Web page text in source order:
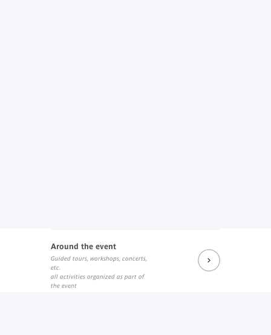
Around the event
Guided tours, workshops, concerts,
etc.
all activities organized as part of
the event